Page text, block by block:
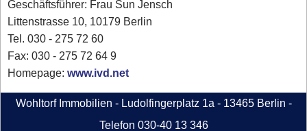
Geschäftsführer: Frau Sun Jensch
Littenstrasse 10, 10179 Berlin
Tel. 030 - 275 72 60
Fax: 030 - 275 72 64 9
Homepage:www.ivd.net
Wohltorf Immobilien - Ludolfingerplatz 1a - 13465 Berlin -
Telefon 030-40 13 346